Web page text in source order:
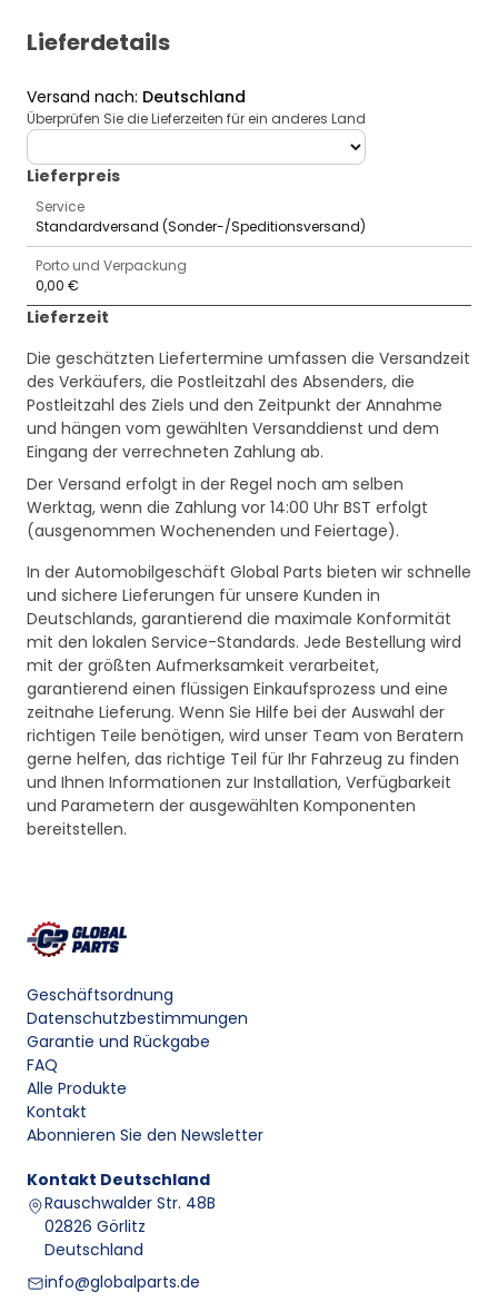
Lieferdetails
Versand nach: Deutschland
Überprüfen Sie die Lieferzeiten für ein anderes Land
deliveryCountry
Lieferpreis
Service
Standardversand (Sonder-/Speditionsversand)
Porto und Verpackung
0,00 €
Lieferzeit
Die geschätzten Liefertermine umfassen die Versandzeit
des Verkäufers, die Postleitzahl des Absenders, die
Postleitzahl des Ziels und den Zeitpunkt der Annahme
und hängen vom gewählten Versanddienst und dem
Eingang der verrechneten Zahlung ab.
Der Versand erfolgt in der Regel noch am selben
Werktag, wenn die Zahlung vor 14:00 Uhr BST erfolgt
(ausgenommen Wochenenden und Feiertage).
In der Automobilgeschäft Global Parts bieten wir schnelle
und sichere Lieferungen für unsere Kunden in
Deutschlands, garantierend die maximale Konformität
mit den lokalen Service-Standards. Jede Bestellung wird
mit der größten Aufmerksamkeit verarbeitet,
garantierend einen flüssigen Einkaufsprozess und eine
zeitnahe Lieferung. Wenn Sie Hilfe bei der Auswahl der
richtigen Teile benötigen, wird unser Team von Beratern
gerne helfen, das richtige Teil für Ihr Fahrzeug zu finden
und Ihnen Informationen zur Installation, Verfügbarkeit
und Parametern der ausgewählten Komponenten
bereitstellen.
Geschäftsordnung
Datenschutzbestimmungen
Garantie und Rückgabe
FAQ
Alle Produkte
Kontakt
Abonnieren Sie den Newsletter
Kontakt Deutschland
Rauschwalder Str. 48B
02826 Görlitz
Deutschland
info@globalparts.de